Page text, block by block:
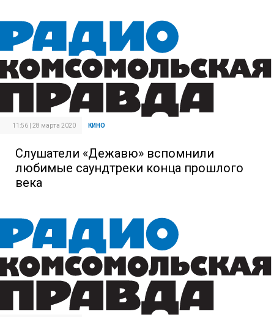
11:56 | 28 марта 2020 КИНО
Слушатели «Дежавю» вспомнили
любимые саундтреки конца прошлого
века